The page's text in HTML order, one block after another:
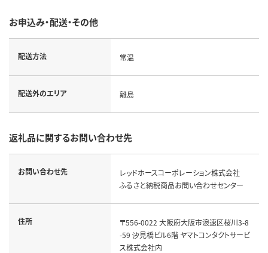
お申込み・配送・その他
配送方法 常温
配送外のエリア 離島
返礼品に関するお問い合わせ先
お問い合わせ先
レッドホースコーポレーション株式会社
ふるさと納税商品お問い合わせセンター
住所
〒556-0022 大阪府大阪市浪速区桜川3-8
-59 汐見橋ビル6階 ヤマトコンタクトサービ
ス株式会社内